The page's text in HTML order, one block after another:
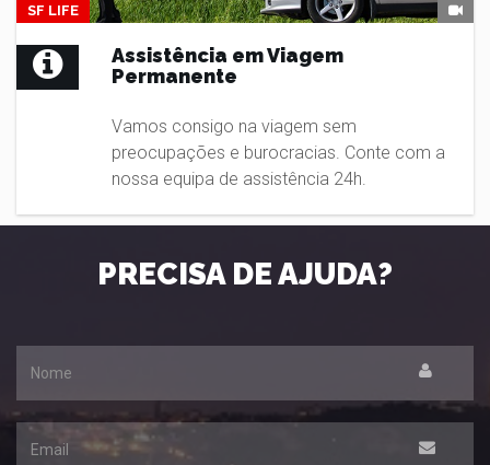
SF LIFE
Assistência em Viagem
Permanente
Vamos consigo na viagem sem
preocupações e burocracias. Conte com a
nossa equipa de assistência 24h.
PRECISA DE AJUDA?
Email